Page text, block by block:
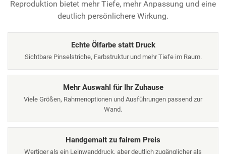
Reproduktion bietet mehr Tiefe, mehr Anpassung und eine
deutlich persönlichere Wirkung.
Echte Ölfarbe statt Druck
Sichtbare Pinselstriche, Farbstruktur und mehr Tiefe im Raum.
Mehr Auswahl für Ihr Zuhause
Viele Größen, Rahmenoptionen und Ausführungen passend zur
Wand.
Handgemalt zu fairem Preis
Wertiger als ein Leinwanddruck, aber deutlich zugänglicher als